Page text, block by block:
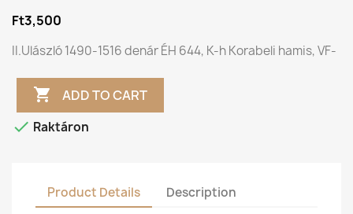
Ft3,500
II.Ulászló 1490-1516 denár ÉH 644, K-h Korabeli hamis, VF-
 ADD TO CART
 Raktáron
Product Details Description